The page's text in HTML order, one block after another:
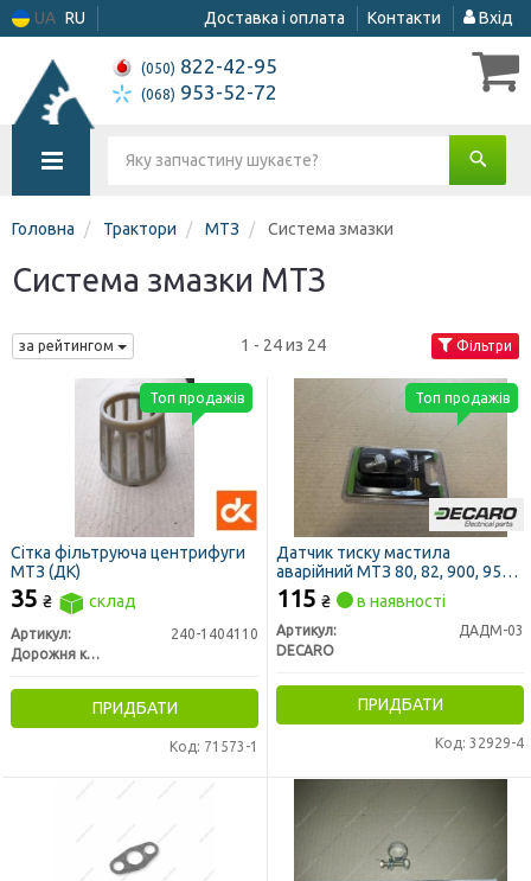
UA RU Доставка і оплата Контакти Вхід
(050) 822-42-95
(068) 953-52-72
Головна Трактори МТЗ Система змазки
Система змазки МТЗ
за рейтингом 1 - 24 из 24 Фільтри
Сітка фільтруюча центрифуги
МТЗ (ДК)
35 ₴ склад
Артикул:
240-1404110
Дорожня карта
ПРИДБАТИ
Код: 71573-1
Топ продажів
Датчик тиску мастила
аварійний МТЗ 80, 82, 900, 950,
822, 1025, 1221 (DECARO)
115 ₴ в наявності
Артикул:
ДАДМ-03
DECARO
ПРИДБАТИ
Код: 32929-4
Топ продажів